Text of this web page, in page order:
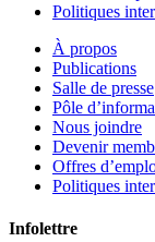
Politiques
À propos
Publications
Salle de presse
Pôle
Nous joindre
Devenir
Offres
Politiques
Infolettre